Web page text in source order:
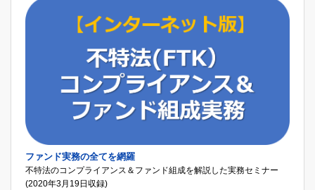
ファンド実務の全てを網羅
不特法のコンプライアンス＆ファンド組成を解説した実務セミナー
(2020年3月19日収録)